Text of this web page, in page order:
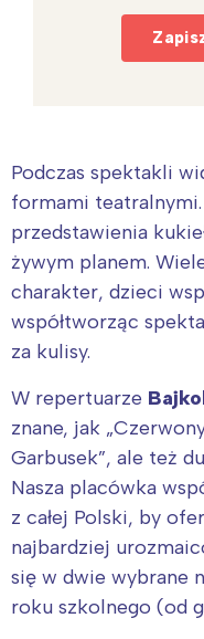
Podczas spektakli
formami
przedstawienia
żywym planem.
charakter, dzieci
współtworząc
za kulisy.
W repertuarze
znane, jak
Garbusek”, ale też
Nasza placówka
z całej Polski, by
najbardziej
się w dwie wybrane
roku szkolnego (od